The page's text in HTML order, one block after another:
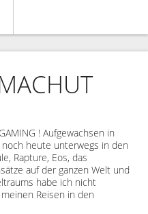
! Aufgewachsen in
heute unterwegs in den
Rapture, Eos, das
auf der ganzen Welt und
habe ich nicht
Reisen in den